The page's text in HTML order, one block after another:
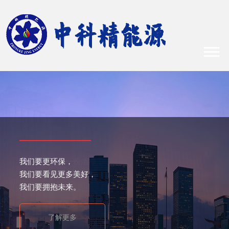
我们要更环保，
我们要看见更多美好，
我们要拥抱未来。
了解更多